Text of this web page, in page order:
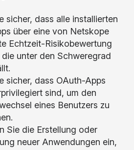
sicher, dass alle installierten
über eine von Netskope
Echtzeit-Risikobewertung
unter den Schweregrad
sicher, dass OAuth-Apps
sind, um den
eines Benutzers zu
Sie die Erstellung oder
neuer Anwendungen ein,